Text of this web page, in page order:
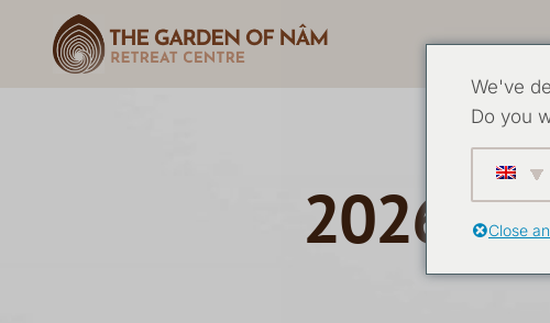
2026년
We've
Do you
Close